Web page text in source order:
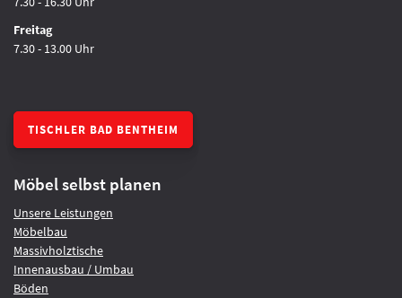
Freitag
7.30 - 13.00 Uhr
TISCHLER BAD BENTHEIM
Möbel selbst planen
Unsere Leistungen
Möbelbau
Massivholztische
Innenausbau / Umbau
Böden